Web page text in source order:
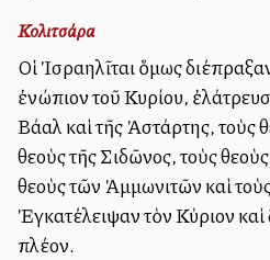
Κολιτσάρα
Οἱ Ἰσραηλῖται ὅμως
ἐνώπιον τοῦ Κυρίου,
Βάαλ καὶ τῆς Ἀστάρτης, τοὺς
θεοὺς τῆς Σιδῶνος, τοὺς
θεοὺς τῶν Ἀμμωνιτῶν καὶ
Ἐγκατέλειψαν τὸν Κύριον
πλέον.